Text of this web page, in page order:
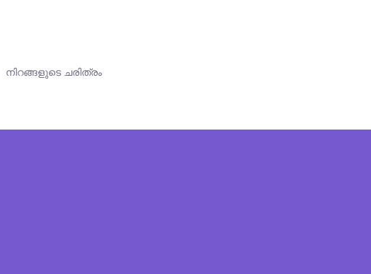
നിറങ്ങളുടെ ചരിത്രം